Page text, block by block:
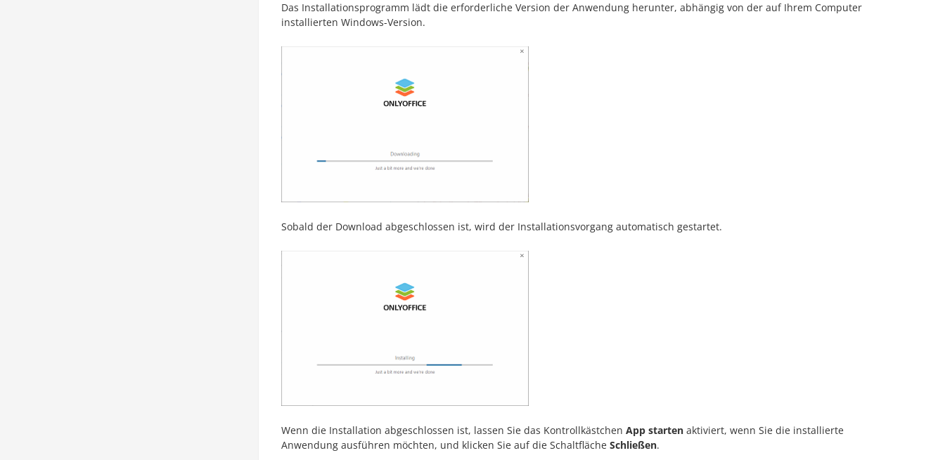
Das Installationsprogramm lädt die erforderliche Version der Anwendung herunter, abhängig von der auf Ihrem Computer
installierten Windows-Version.
Sobald der Download abgeschlossen ist, wird der Installationsvorgang automatisch gestartet.
Wenn die Installation abgeschlossen ist, lassen Sie das Kontrollkästchen App starten aktiviert, wenn Sie die installierte
Anwendung ausführen möchten, und klicken Sie auf die Schaltfläche Schließen.